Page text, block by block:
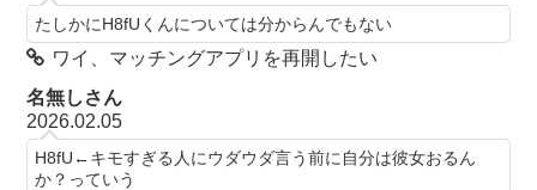
たしかにH8fUくんについては分からんでもない
ワイ、マッチングアプリを再開したい
名無しさん
2026.02.05
H8fU←キモすぎる人にウダウダ言う前に自分は彼女おるん
か？っていう